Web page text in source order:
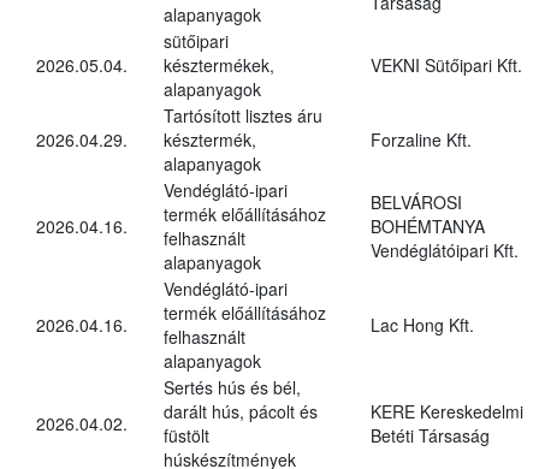
alapanyagok
2026.05.04.
sütőipari
késztermékek,
alapanyagok
VEKNI Sütőipari Kft.
2026.04.29.
Tartósított lisztes áru
késztermék,
alapanyagok
Forzaline Kft.
2026.04.16.
Vendéglátó-ipari
termék előállításához
felhasznált
alapanyagok
BELVÁROSI
BOHÉMTANYA
Vendéglátóipari Kft.
2026.04.16.
Vendéglátó-ipari
termék előállításához
felhasznált
alapanyagok
Lac Hong Kft.
2026.04.02.
Sertés hús és bél,
darált hús, pácolt és
füstölt
húskészítmények
KERE Kereskedelmi
Betéti Társaság